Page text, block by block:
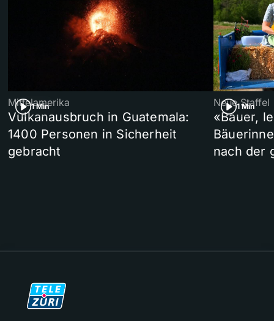
1 Min
Mittelamerika
Vulkanausbruch in Guatemala:
1400 Personen in Sicherheit
gebracht
1 Min
Neue Staffel
«Bauer,
nach der